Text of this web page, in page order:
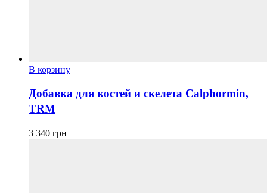
В корзину
Добавка для костей и скелета Calphormin,
TRM
3 340 грн